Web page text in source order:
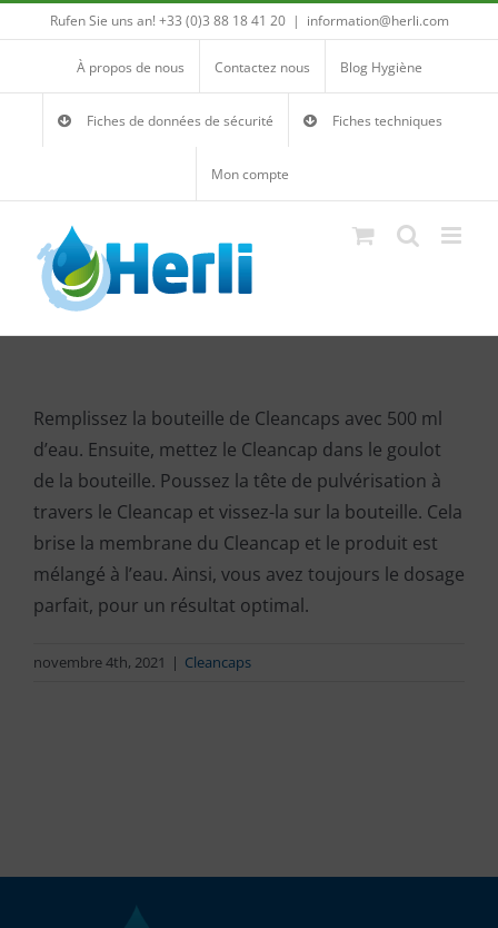
Passer
au
Rufen Sie uns an! +33 (0)3 88 18 41 20 | information@herli.com
À propos de nous Contactez nous Blog Hygiène
Fiches de données de sécurité Fiches techniques
Mon compte
Remplissez la bouteille de Cleancaps avec 500 ml
d’eau. Ensuite, mettez le Cleancap dans le goulot
de la bouteille. Poussez la tête de pulvérisation à
travers le Cleancap et vissez-la sur la bouteille. Cela
brise la membrane du Cleancap et le produit est
mélangé à l’eau. Ainsi, vous avez toujours le dosage
parfait, pour un résultat optimal.
novembre 4th, 2021 | Cleancaps